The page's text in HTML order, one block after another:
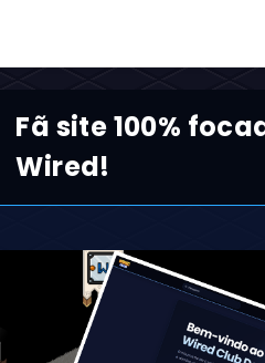
Fã site 100%
Wired!